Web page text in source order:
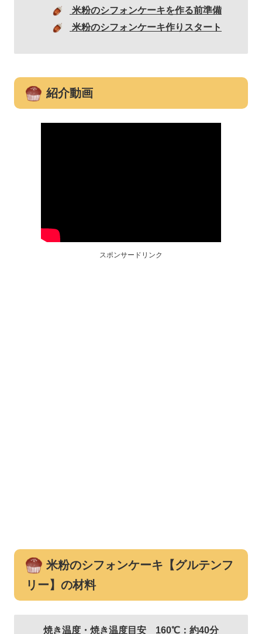
米粉のシフォンケーキを作る前準備
米粉のシフォンケーキ作りスタート
紹介動画
スポンサードリンク
米粉のシフォンケーキ【グルテンフ
リー】の材料
焼き温度・焼き温度目安 160℃：約40分